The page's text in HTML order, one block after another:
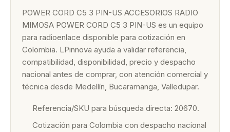
POWER CORD C5 3 PIN-US ACCESORIOS RADIO
MIMOSA POWER CORD C5 3 PIN-US es un equipo
para radioenlace disponible para cotización en
Colombia. LPinnova ayuda a validar referencia,
compatibilidad, disponibilidad, precio y despacho
nacional antes de comprar, con atención comercial y
técnica desde Medellín, Bucaramanga, Valledupar.
Referencia/SKU para búsqueda directa: 20670.
Cotización para Colombia con despacho nacional